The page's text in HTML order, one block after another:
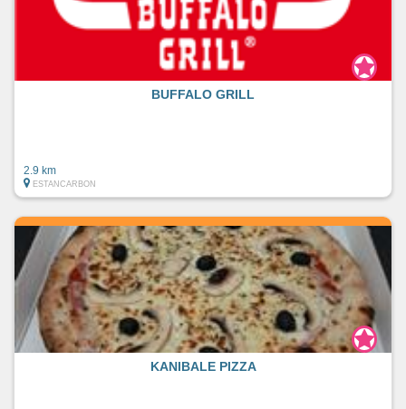
BUFFALO GRILL
2.9 km
ESTANCARBON
KANIBALE PIZZA